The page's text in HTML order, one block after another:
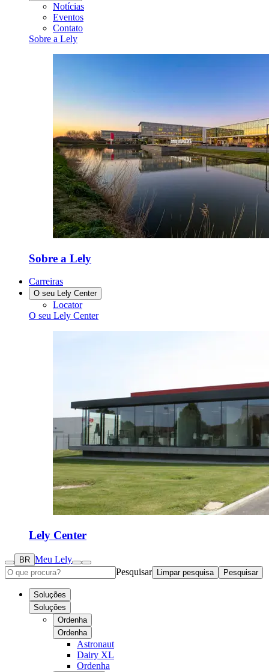
Notícias
Eventos
Contato
Sobre a Lely
Sobre a Lely
Carreiras
O seu Lely Center
Locator
O seu Lely Center
Lely Center
BR Meu Lely
Pesquisar
Limpar pesquisa Pesquisar
Soluções
Soluções
Ordenha
Ordenha
Astronaut
Dairy XL
Ordenha